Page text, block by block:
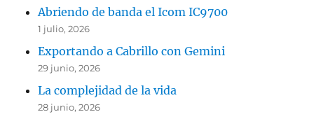
Abriendo de banda el Icom IC9700
1 julio, 2026
Exportando a Cabrillo con Gemini
29 junio, 2026
La complejidad de la vida
28 junio, 2026